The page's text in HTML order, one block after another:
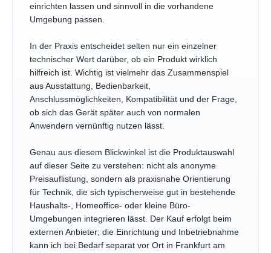
einrichten lassen und sinnvoll in die vorhandene
Umgebung passen.
In der Praxis entscheidet selten nur ein einzelner
technischer Wert darüber, ob ein Produkt wirklich
hilfreich ist. Wichtig ist vielmehr das Zusammenspiel
aus Ausstattung, Bedienbarkeit,
Anschlussmöglichkeiten, Kompatibilität und der Frage,
ob sich das Gerät später auch von normalen
Anwendern vernünftig nutzen lässt.
Genau aus diesem Blickwinkel ist die Produktauswahl
auf dieser Seite zu verstehen: nicht als anonyme
Preisauflistung, sondern als praxisnahe Orientierung
für Technik, die sich typischerweise gut in bestehende
Haushalts-, Homeoffice- oder kleine Büro-
Umgebungen integrieren lässt. Der Kauf erfolgt beim
externen Anbieter; die Einrichtung und Inbetriebnahme
kann ich bei Bedarf separat vor Ort in Frankfurt am